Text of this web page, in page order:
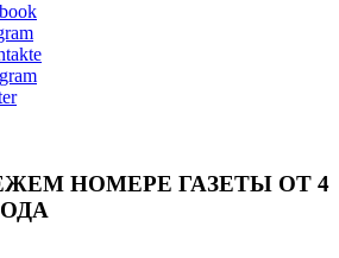
НОМЕРЕ ГАЗЕТЫ ОТ 4